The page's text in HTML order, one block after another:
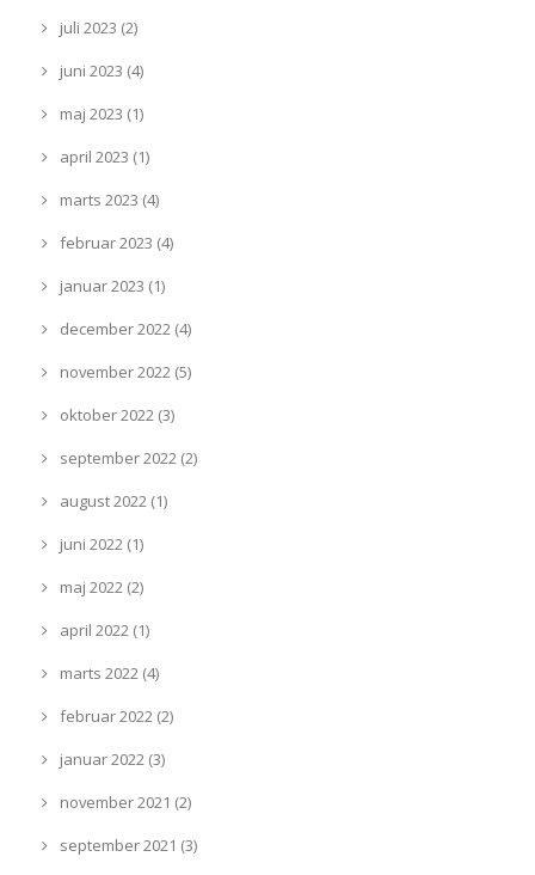
juli 2023 (2)
juni 2023 (4)
maj 2023 (1)
april 2023 (1)
marts 2023 (4)
februar 2023 (4)
januar 2023 (1)
december 2022 (4)
november 2022 (5)
oktober 2022 (3)
september 2022 (2)
august 2022 (1)
juni 2022 (1)
maj 2022 (2)
april 2022 (1)
marts 2022 (4)
februar 2022 (2)
januar 2022 (3)
november 2021 (2)
september 2021 (3)